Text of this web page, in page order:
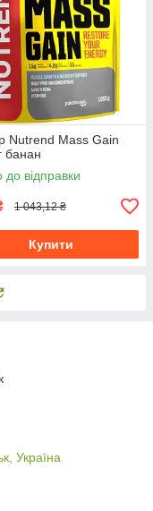
Nutrend Mass Gain
банан
до відправки
1 043,12 ₴
Купити
Україна